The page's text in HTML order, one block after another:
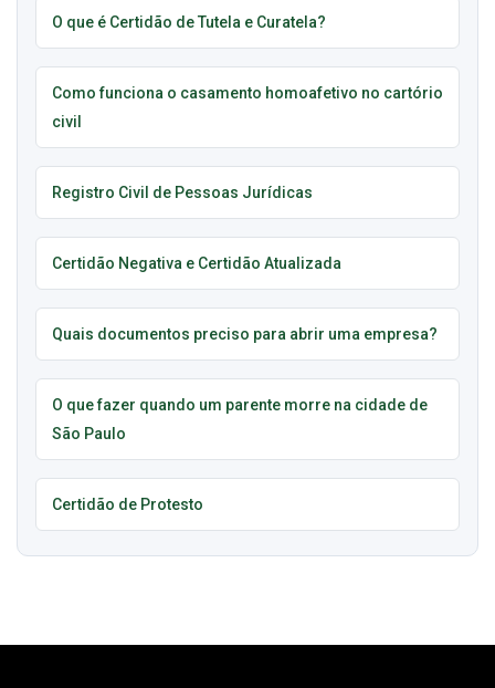
O que é Certidão de Tutela e Curatela?
Como funciona o casamento homoafetivo no cartório
civil
Registro Civil de Pessoas Jurídicas
Certidão Negativa e Certidão Atualizada
Quais documentos preciso para abrir uma empresa?
O que fazer quando um parente morre na cidade de
São Paulo
Certidão de Protesto